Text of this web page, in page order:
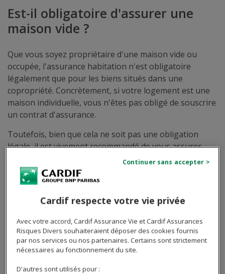
Est-il obligatoire d'assurer une
maison vide ?
Que vous soyez propriétaire d'une maison vide ou
occupée, l'assurance habitation n'est obligatoire
légalement que pour les biens situés dans une
copropriété. Concrètement, si votre logement est une
maison individuelle, vous n'êtes pas obligé de souscrire
un contrat d'assurance.
Toutefois, bien que cela ne soit pas une obligation
légale, il est vivement recommandé de vous assurer.
Sans ce type de couverture, en cas de sinistre (dégât
des eaux, incendie, vol, cambriolage...), vous devrez
assumer seul l'entière responsabilité financière de la
réparation des dommages causés.
d'ailleurs peut-être davantage à des sinistres... En effet,
personne ne sera présent sur place pour être en
mesure d'identifier une situation inhabituelle (fuite,
Cardif respecte votre vie privée
Avec votre accord, Cardif Assurance Vie et Cardif Assurances
Risques Divers souhaiteraient déposer des cookies fournis
par nos services ou nos partenaires. Certains sont strictement
nécessaires au fonctionnement du site.
D'autres sont utilisés pour :